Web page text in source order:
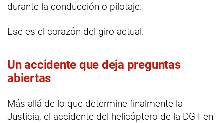
durante la conducción o pilotaje.
Ese es el corazón del giro actual.
Un accidente que deja preguntas
abiertas
Más allá de lo que determine finalmente la
Justicia, el accidente del helicóptero de la DGT en